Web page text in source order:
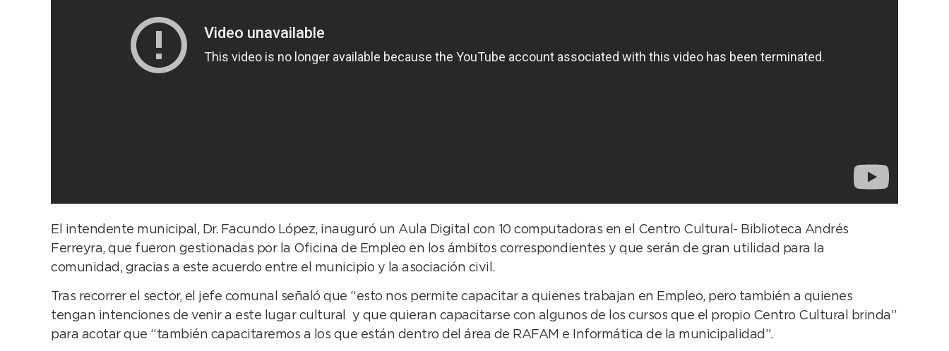
El intendente municipal, Dr. Facundo López, inauguró un Aula Digital con 10 computadoras en el Centro Cultural- Biblioteca Andrés
Ferreyra, que fueron gestionadas por la Oficina de Empleo en los ámbitos correspondientes y que serán de gran utilidad para la
comunidad, gracias a este acuerdo entre el municipio y la asociación civil.
Tras recorrer el sector, el jefe comunal señaló que “esto nos permite capacitar a quienes trabajan en Empleo, pero también a quienes
tengan intenciones de venir a este lugar cultural y que quieran capacitarse con algunos de los cursos que el propio Centro Cultural brinda”
para acotar que “también capacitaremos a los que están dentro del área de RAFAM e Informática de la municipalidad”.